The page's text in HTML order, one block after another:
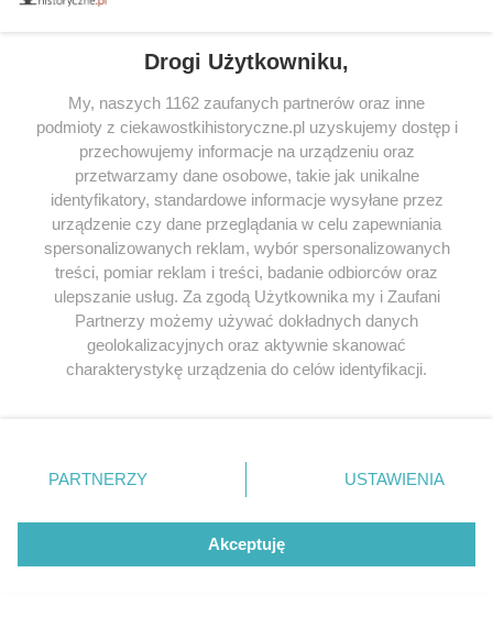
Źródła:
Tania Szabó,Piękna i odważna. Ulubiona agentka
Churchilla,Bellona 2017.
Kup książkę na stronie Empik.com:
Drogi Użytkowniku,
My, naszych 1162 zaufanych partnerów oraz inne
podmioty z ciekawostkihistoryczne.pl uzyskujemy dostęp i
przechowujemy informacje na urządzeniu oraz
przetwarzamy dane osobowe, takie jak unikalne
identyfikatory, standardowe informacje wysyłane przez
urządzenie czy dane przeglądania w celu zapewniania
spersonalizowanych reklam, wybór spersonalizowanych
treści, pomiar reklam i treści, badanie odbiorców oraz
ulepszanie usług. Za zgodą Użytkownika my i Zaufani
Partnerzy możemy używać dokładnych danych
geolokalizacyjnych oraz aktywnie skanować
charakterystykę urządzenia do celów identyfikacji.
zmienić/wycofać klikając przycisk ustawień prywatności
znajdujący się w lewym dolnym rogu strony
. Niektóre
użytkownika, ale masz prawo sprzeciwić się takiemu
przetwarzaniu. Preferencje będą miały zastosowania tylko
PARTNERZY USTAWIENIA
Akceptuję